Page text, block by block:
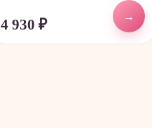
4 930 ₽
→